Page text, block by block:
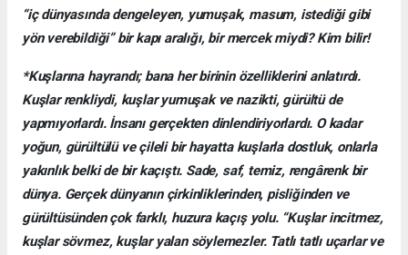
“iç dünyasında dengeleyen, yumuşak, masum, istediği gibi
yön verebildiği” bir kapı aralığı, bir mercek miydi? Kim bilir!
*Kuşlarına hayrandı; bana her birinin özelliklerini anlatırdı.
Kuşlar renkliydi, kuşlar yumuşak ve nazikti, gürültü de
yapmıyorlardı. İnsanı gerçekten dinlendiriyorlardı. O kadar
yoğun, gürültülü ve çileli bir hayatta kuşlarla dostluk, onlarla
yakınlık belki de bir kaçıştı. Sade, saf, temiz, rengârenk bir
dünya. Gerçek dünyanın çirkinliklerinden, pisliğinden ve
gürültüsünden çok farklı, huzura kaçış yolu. “Kuşlar incitmez,
kuşlar sövmez, kuşlar yalan söylemezler. Tatlı tatlı uçarlar ve